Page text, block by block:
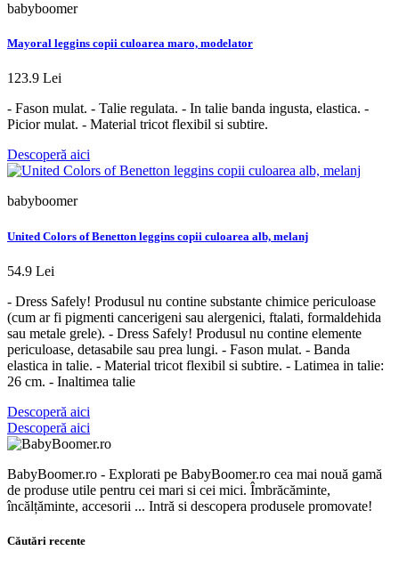
babyboomer
Mayoral leggins copii culoarea maro, modelator
123.9 Lei
- Fason mulat. - Talie regulata. - In talie banda ingusta, elastica. -
Picior mulat. - Material tricot flexibil si subtire.
Descoperă aici
babyboomer
United Colors of Benetton leggins copii culoarea alb, melanj
54.9 Lei
- Dress Safely! Produsul nu contine substante chimice periculoase
(cum ar fi pigmenti cancerigeni sau alergenici, ftalati, formaldehida
sau metale grele). - Dress Safely! Produsul nu contine elemente
periculoase, detasabile sau prea lungi. - Fason mulat. - Banda
elastica in talie. - Material tricot flexibil si subtire. - Latimea in talie:
26 cm. - Inaltimea talie
Descoperă aici
Descoperă aici
BabyBoomer.ro - Explorati pe BabyBoomer.ro cea mai nouă gamă
de produse utile pentru cei mari si cei mici. Îmbrăcăminte,
încălțăminte, accesorii ... Intră si descopera produsele promovate!
Căutări recente